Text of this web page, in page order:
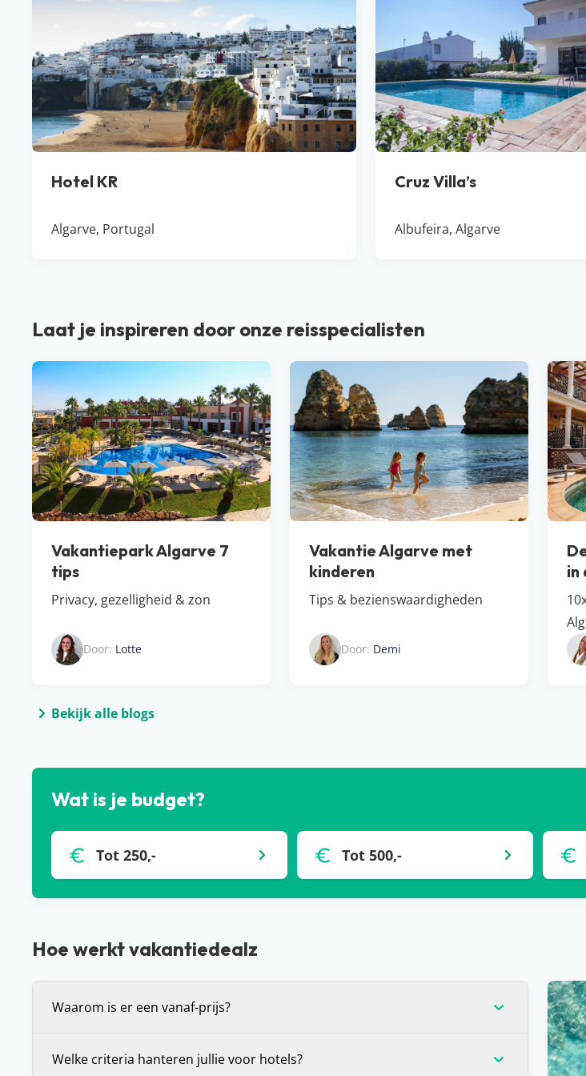
Hotel KR
Algarve, Portugal
Cruz Villa’s
Albufeira, Algarve
Laat je inspireren door onze reisspecialisten
Vakantiepark Algarve 7
tips
Privacy, gezelligheid & zon
Door: Lotte
Vakantie Algarve met
kinderen
Tips & bezienswaardigheden
Door: Demi
in
Bekijk alle blogs
Wat is je budget?
Tot 250,- Tot 500,-
Hoe werkt vakantiedealz
Waarom is er een vanaf-prijs?
prijs voor de vakantie die je voor je ziet. Dit is (in veel gevallen) voor één
Welke criteria hanteren jullie voor hotels?